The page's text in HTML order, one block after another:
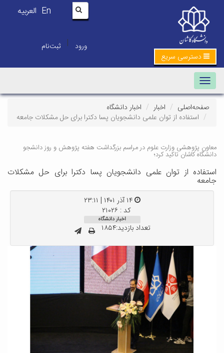
En العربیه
ورود | ثبت‌نام
دسترسی سریع
Toggle navigation
صفحه‌اصلی اخبار
اخبار دانشگاه
استفاده از توان علمی دانشجویان پسا دکترا برای حل مشکلات جامعه
معاون پژوهشی وزارت علوم در مراسم بزرگداشت هفته پژوهش و روز دانشجو
دانشگاه کاشان تاکید کرد؛
استفاده از توان علمی دانشجویان پسا دکترا برای حل مشکلات
جامعه
۱۴ آذر ۱۴۰۱ | ۲۳:۱۱
کد : ۲۱۰۲۶
اخبار دانشگاه
تعداد بازدید:۱۸۵۴